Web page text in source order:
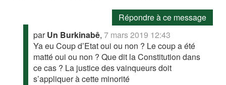
Répondre à ce message
parUn Burkinabê,7 mars 2019 12:43
Ya eu Coup d’Etat oui ou non ? Le coup a été
matté oui ou non ? Que dit la Constitution dans
ce cas ? La justice des vainqueurs doit
s’appliquer à cette minorité